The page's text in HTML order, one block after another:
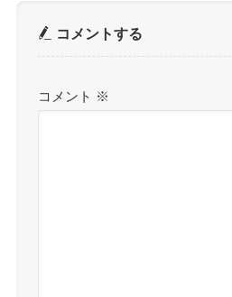
コメントする
コメント ※